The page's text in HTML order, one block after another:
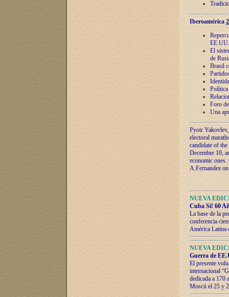
Iberoamérica
EE.UU.
El
de
Brasil
Política
Foro
Una
Pyotr
electoral
candidate of
December 10,
economic
A.Fernandez
NUEVA
Cuba Sí! 60
La base de la
conferencia
América Latina
NUEVA
Guerra de
El presente
internacional
dedicada a 170
Moscú el 25 y